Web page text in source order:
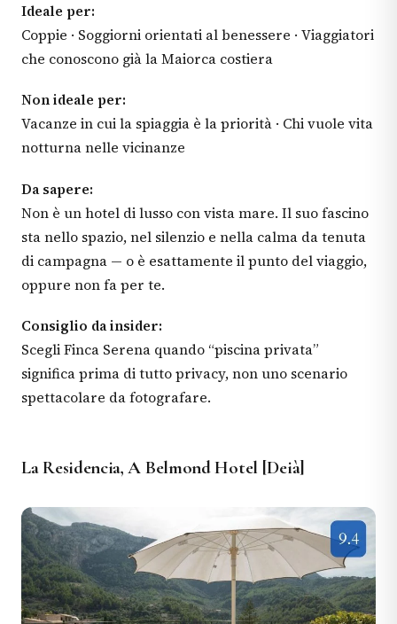
Ideale per:
Coppie · Soggiorni orientati al benessere · Viaggiatori
che conoscono già la Maiorca costiera
Non ideale per:
Vacanze in cui la spiaggia è la priorità · Chi vuole vita
notturna nelle vicinanze
Da sapere:
Non è un hotel di lusso con vista mare. Il suo fascino
sta nello spazio, nel silenzio e nella calma da tenuta
di campagna — o è esattamente il punto del viaggio,
oppure non fa per te.
Consiglio da insider:
Scegli Finca Serena quando “piscina privata”
significa prima di tutto privacy, non uno scenario
spettacolare da fotografare.
La Residencia, A Belmond Hotel [Deià]